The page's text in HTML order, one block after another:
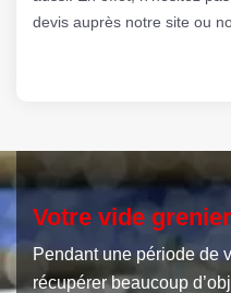
devis auprès notre site ou
Votre vide
Pendant une période de
récupérer beaucoup